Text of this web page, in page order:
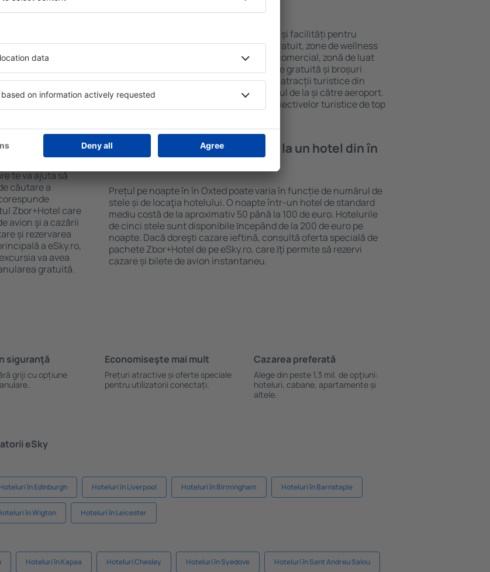
folosind
cu locuri de
o garanție că veți
de căutare
out, adăugați
Rezultatele
selectată.
orașului,
Hotelurile în Oxted au diferite standarde și facilități pentru
oaspeți. Cele mai frecvente sunt Wi-Fi gratuit, zone de wellness
cu SPA, mini bar/seif în cameră, centru comercial, zonă de luat
masa, zonă de joacă pentru copii, parcare gratuită și broșuri
informative despre cele mai interesante atracții turistice din
zonă. Unele proprietăți includ și transferul de la și către aeroport.
Uneori, acestea încurajează vizitarea obiectivelor turistice de top
te va ajuta să
căutare a
Zbor+Hotel care
avion şi a cazării
și rezervarea
a eSky.ro,
va avea
gratuită.
Cât costă o noapte de cazare la un hotel din în
Prețul pe noapte în în Oxted poate varia în funcție de numărul de
stele și de locaţia hotelului. O noapte într-un hotel de standard
mediu costă de la aproximativ 50 până la 100 de euro. Hotelurile
de cinci stele sunt disponibile ȋncepând de la 200 de euro pe
noapte. Dacă doreşti cazare ieftină, consultă oferta specială de
pachete Zbor+Hotel de pe eSky.ro, care ȋţi permite să rezervi
cazare și bilete de avion instantaneu.
siguranţă
griji cu opțiune
Economiseşte mai mult
Prețuri atractive și oferte speciale
pentru utilizatorii conectați.
Cazarea preferată
Alege din peste 1,3 mil. de opţiuni:
hoteluri, cabane, apartamente și
altele.
eSky
Hoteluri în Edinburgh Hoteluri în Liverpool Hoteluri în Birmingham Hoteluri în Barnstaple
în Wigton Hoteluri în Leicester
Hoteluri în Kapaa Hoteluri Chesley Hoteluri în Syedove Hoteluri în Sant Andreu Salou